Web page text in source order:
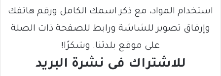
استخدام المواد، مع ذكر اسمك الكامل ورقم هاتفك
وإرفاق تصوير للشاشة ورابط للصفحة ذات الصلة
على موقع بلدتنا. وشكرًا!
للاشتراك فى نشرة البريد